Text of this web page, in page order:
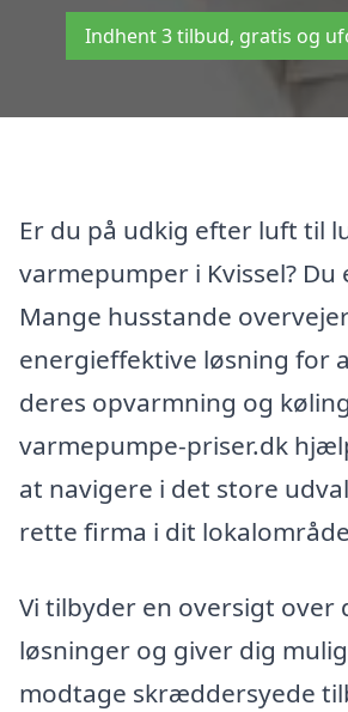
Indhent 3 tilbud, gratis og
Er du på udkig efter luft til
varmepumper i Kvissel? Du
Mange husstande
energieffektive løsning for
deres opvarmning og
varmepumpe-priser.dk
at navigere i det store
rette firma i dit
Vi tilbyder en oversigt over
løsninger og giver dig
modtage skræddersyede